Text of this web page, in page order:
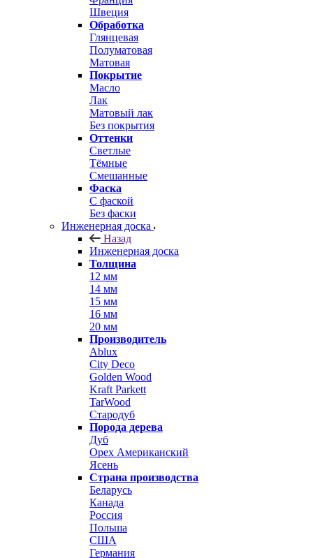
Швеция
Обработка
Глянцевая
Полуматовая
Матовая
Покрытие
Масло
Лак
Матовый лак
Без покрытия
Оттенки
Светлые
Тёмные
Смешанные
Фаска
С фаской
Без фаски
Инженерная доска
Назад
Инженерная доска
Толщина
12 мм
14 мм
15 мм
16 мм
20 мм
Производитель
Ablux
City Deco
Golden Wood
Kraft Parkett
TarWood
Стародуб
Порода дерева
Дуб
Орех Американский
Ясень
Страна производства
Беларусь
Канада
Россия
Польша
США
Германия